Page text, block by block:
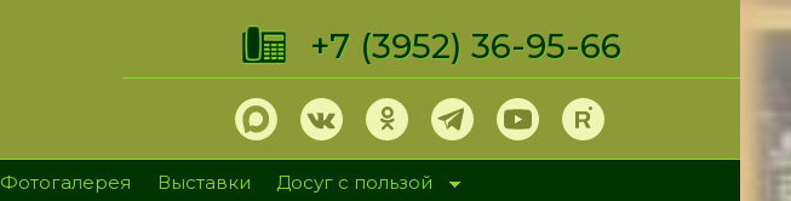
+7 (3952) 36-95-66
Фотогалерея Выставки
Досуг с пользой